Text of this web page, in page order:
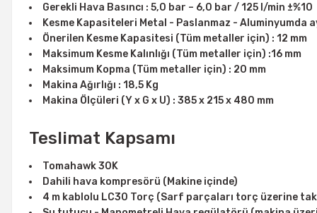
Gerekli Hava Basıncı : 5,0 bar – 6,0 bar / 125 l/min ±%10
Kesme Kapasiteleri Metal - Paslanmaz - Aluminyumda
Önerilen Kesme Kapasitesi (Tüm metaller için) : 12 mm
Maksimum Kesme Kalınlığı (Tüm metaller için) :16 mm
Maksimum Kopma (Tüm metaller için) : 20 mm
Makina Ağırlığı : 18,5 Kg
Makina Ölçüleri (Y x G x U) : 385 x 215 x 480 mm
Teslimat Kapsamı
Tomahawk 30K
Dahili hava kompresörü (Makine içinde)
4 m kablolu LC30 Torç (Sarf parçaları torç üzerine